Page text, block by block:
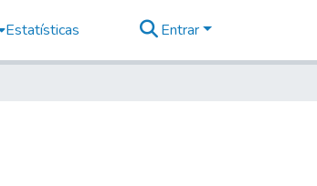
Estatísticas Entrar